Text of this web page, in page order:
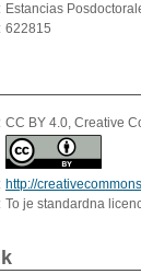
Estancias
622815
CC BY 4.0, Creative
http://
To je standardna